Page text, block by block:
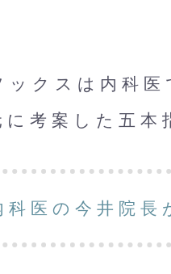
ックスは内科
考案した五本
科医の今井院長